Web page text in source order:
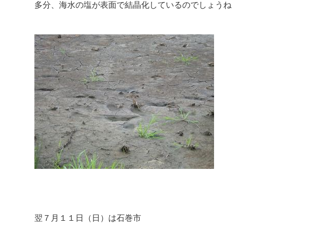
多分、海水の塩が表面で結晶化しているのでしょうね
翌７月１１日（日）は石巻市